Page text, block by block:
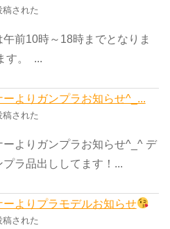
稿された
前10時～18時までとなりま
す。 ...
よりガンプラお知らせ^_...
稿された
ーよりガンプラお知らせ^_^ デ
ラ品出ししてます！...
ーよりプラモデルお知らせ
稿された